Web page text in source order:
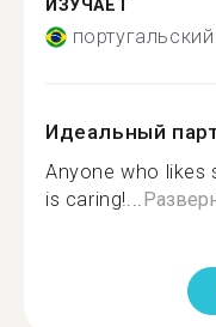
ИЗУЧАЕТ
португальский
Идеальный
Anyone who likes
is caring!...